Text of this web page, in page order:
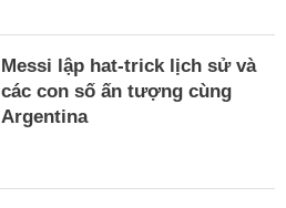
Messi lập hat-trick lịch sử và
các con số ấn tượng cùng
Argentina